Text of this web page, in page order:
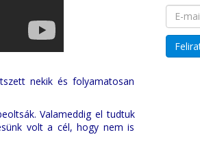
nekik és folyamatosan
Valameddig el tudtuk
volt a cél, hogy nem is